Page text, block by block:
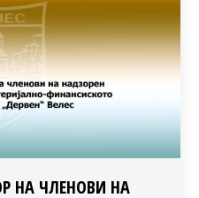
НА ЧЛЕНОВИ НА